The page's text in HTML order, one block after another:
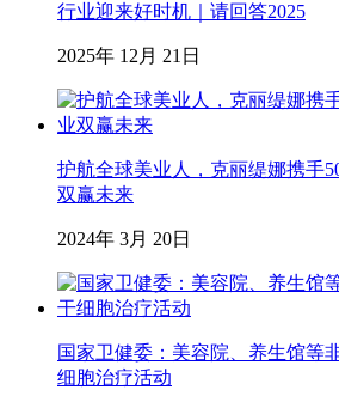
行业迎来好时机｜请回答2025
2025年 12月 21日
护航全球美业人，克丽缇娜携手
双赢未来
2024年 3月 20日
国家卫健委：美容院、养生馆等
细胞治疗活动